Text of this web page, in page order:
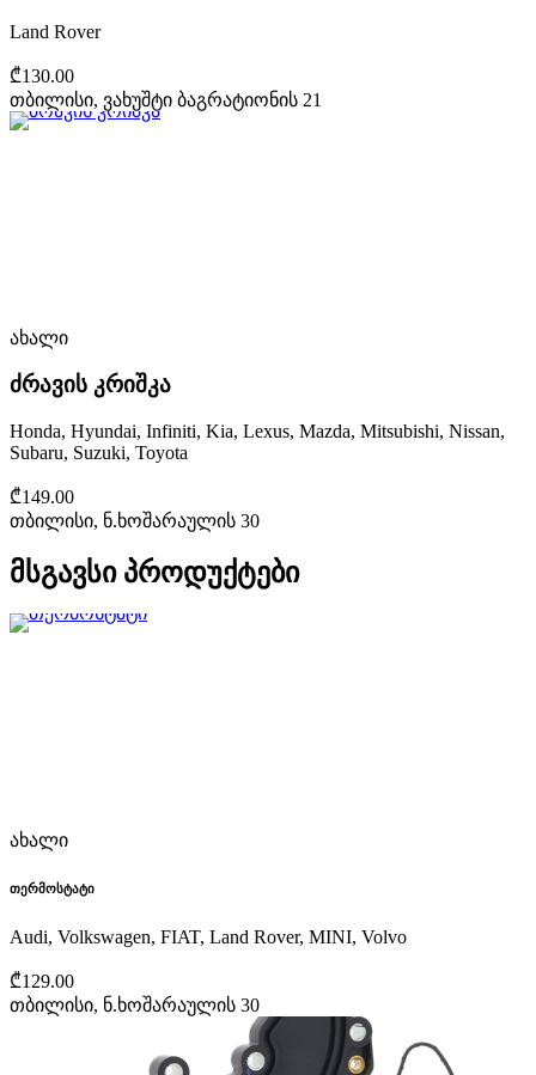
Land Rover
₾130.00
თბილისი, ვახუშტი ბაგრატიონის 21
ახალი
ძრავის კრიშკა
Honda, Hyundai, Infiniti, Kia, Lexus, Mazda, Mitsubishi, Nissan,
Subaru, Suzuki, Toyota
₾149.00
თბილისი, ნ.ხოშარაულის 30
მსგავსი პროდუქტები
ახალი
თერმოსტატი
Audi, Volkswagen, FIAT, Land Rover, MINI, Volvo
₾129.00
თბილისი, ნ.ხოშარაულის 30